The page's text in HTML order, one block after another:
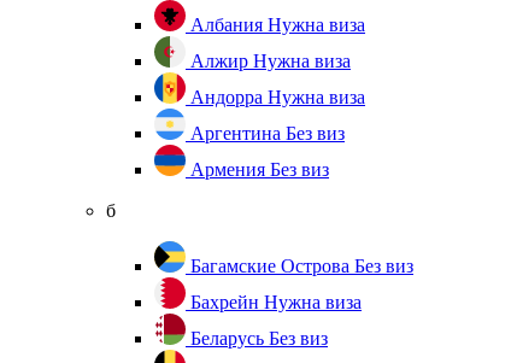
Албания Нужна виза
Алжир Нужна виза
Андорра Нужна виза
Аргентина Без виз
Армения Без виз
б
Багамские Острова Без виз
Бахрейн Нужна виза
Беларусь Без виз